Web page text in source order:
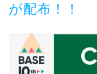
が配布！！